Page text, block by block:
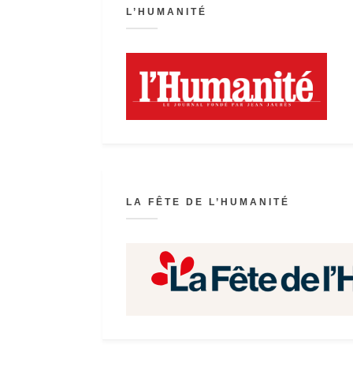
L’HUMANITÉ
LA FÊTE DE L’HUMANITÉ